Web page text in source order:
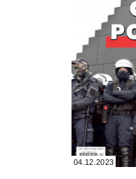
04.12.2023